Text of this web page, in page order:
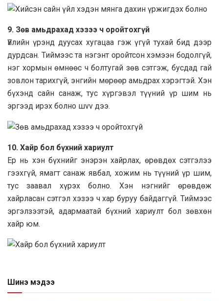
9. Зөв амьдрахад хэзээ ч оройтохгүй
Үйлийн үрэнд дуусах хугацаа гэж үгүй тухай бид дээр
дурдсан. Тиймээс та нэгэнт оройтсон хэмээн бодолгүй,
нэг хормын өмнөөс ч болтугай зөв сэтгэж, бусдад гай
зовлон тарихгүй, энгийн мөрөөр амьдрах хэрэгтэй. Хэн
бүхэнд сайн санаж, тус хүргэвэл түүний үр шим нь
эргээд ирэх болно шvv дээ.
10. Хайр бол бүхний хариулт
Ер нь хэн бүхнийг энэрэн хайрлах, өрөвдөх сэтгэлээ
гээхгүй, ямагт санаж явбал, хожим нь түүний үр шим,
тус заавал хүрэх болно. Хэн нэгнийг өрөвдөж
хайрласан сэтгэл хэзээ ч хар буруу байдаггүй. Тиймээс
эргэлзээтэй, адармаатай бүхний хариулт бол зөвхөн
хайр юм.
Шинэ мэдээ